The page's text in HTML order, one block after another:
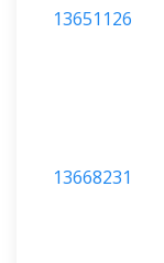
13651126
13668231